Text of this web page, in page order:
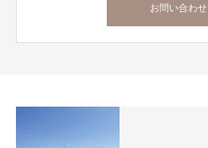
お問い合わせ